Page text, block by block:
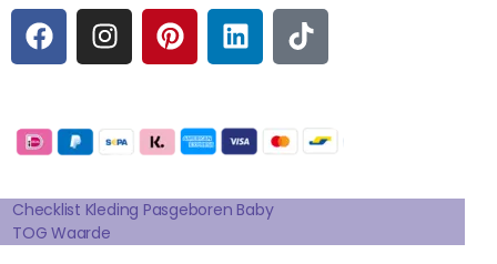
F
A
C
B
O
K
I
N
S
A
A
M
P
I
N
E
R
S
T
L
I
N
E
D
N
T
I
K
O
K
Checklist Kleding Pasgeboren Baby
TOG Waarde